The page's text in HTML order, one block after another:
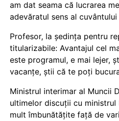
am dat seama că lucrarea
adevăratul sens al cuvântului
Profesor, la ședința pentru
titularizabile: Avantajul cel
este programul, e mai lejer,
vacanţe, știi că te poți
Ministrul interimar al Muncii
ultimelor discuții cu ministrul
mult îmbunătățite față de